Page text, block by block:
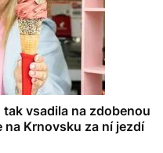
vsadila na zdobenou
Krnovsku za ní jezdí